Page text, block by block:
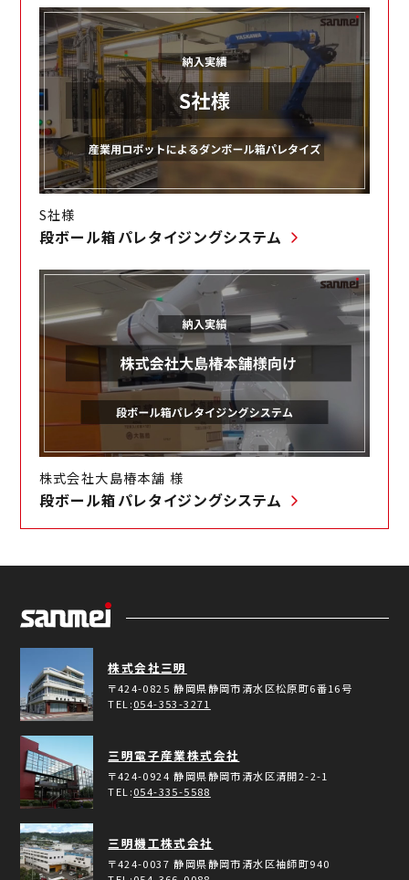
物流システム
段ボール箱パレタイジングシステム
工作機械向けAGV＋ロボットシステム
プッシュプル機能AGVシステム
段ボール箱パレタイジングシステム
木材投入・排出システム
三明電子産業開発WCS
AGV・AMR
パレタイズ・デパレタイズ
検査システム
AI外観検査装置
制御システム
電子部品・MEMS関連装置
金属研磨自動化システム
グラインダーロボット
サーボモータ
バウムクーヘン焼き機回転軸
アイス充填機 充填軸
バネ試験機用引張軸
容器検査装置の回転軸・供給軸
オーバル容器検査装置の反転軸・供給軸
箔送り装置
工作機械での各種モータ
フローケミストリー用途の Si servo3
機械での駆動軸
安川電機製ACサーボモータΣシリーズ
モータ
工作機械での各種モータ
電気工事
建材業界向け電気工事実績
化学業界向け電気工事実績
ゴム・タイヤ業界向け電気工事実績
公共業界向け電気工事実績
その他電気工事実績
インバータ
S社様
段ボール箱パレタイジングシステム
株式会社大島椿本舗 様
段ボール箱パレタイジングシステム
株式会社三明
〒424-0825静岡県静岡市清水区松原町6番16号
TEL:054-353-3271
三明電子産業株式会社
〒424-0924静岡県静岡市清水区清開2-2-1
TEL:054-335-5588
三明機工株式会社
〒424-0037静岡県静岡市清水区袖師町940